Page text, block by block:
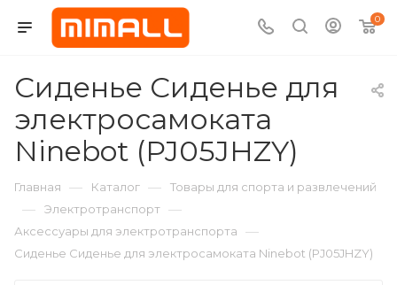
0
Сиденье Сиденье для
электросамоката
Ninebot (PJ05JHZY)
Главная — Каталог — Товары для спорта и развлечений
— Электротранспорт —
Аксессуары для электротранспорта —
Сиденье Сиденье для электросамоката Ninebot (PJ05JHZY)